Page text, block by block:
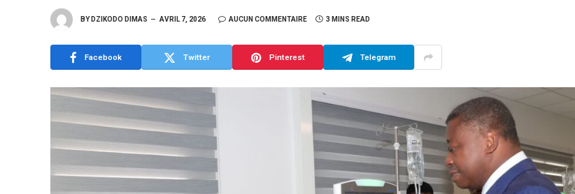
BY DZIKODO DIMAS AVRIL 7, 2026 AUCUN COMMENTAIRE 3 MINS READ
Facebook Twitter Pinterest Telegram